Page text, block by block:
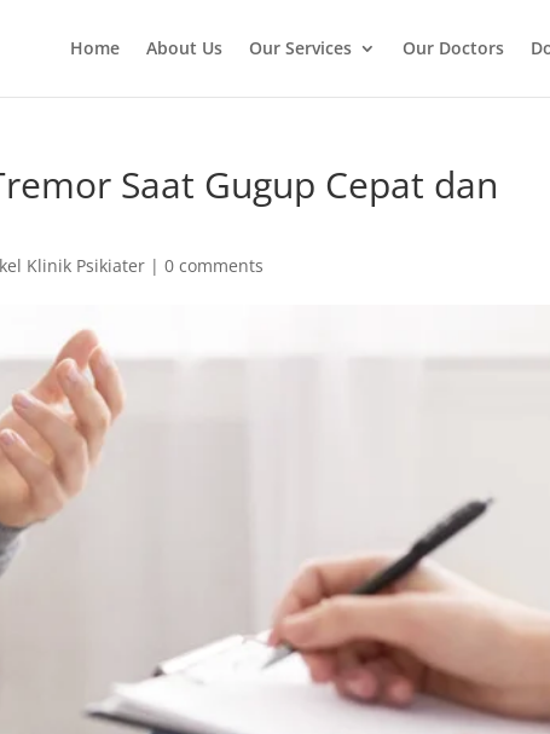
Home About Us Our Services Our Doctors
Saat Gugup Cepat dan
Klinik Psikiater |0 comments